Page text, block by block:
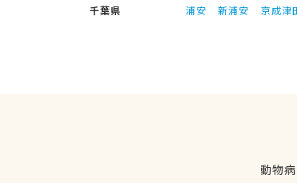
千葉県
浦安 新浦安 京成津
動物